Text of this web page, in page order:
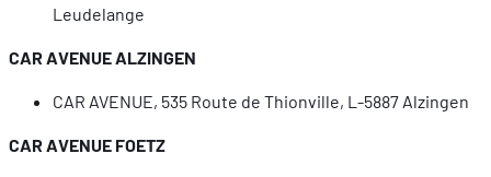
Leudelange
CAR AVENUE ALZINGEN
CAR AVENUE, 535 Route de Thionville, L-5887 Alzingen
CAR AVENUE FOETZ